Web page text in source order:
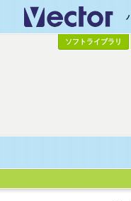
ソフトライブラリ